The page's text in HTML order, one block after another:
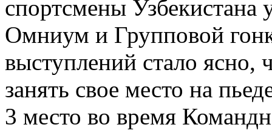
спортсмены Узбекистана
Омниум и Групповой
выступлений стало
занять свое место на
3 место во время